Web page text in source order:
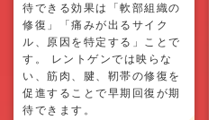
待できる効果は「軟部組織の
修復」「痛みが出るサイク
ル、原因を特定する」ことで
す。 レントゲンでは映らな
い、筋肉、腱、靭帯の修復を
促進することで早期回復が期
待できます。